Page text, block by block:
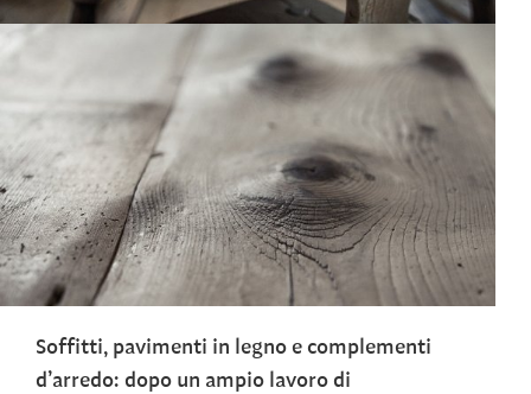
Soffitti, pavimenti in legno e complementi
d’arredo: dopo un ampio lavoro di